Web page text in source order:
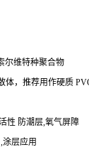
尔维特种聚合物
体，推荐用作硬质
性 防潮层,氧气屏障
涂层应用